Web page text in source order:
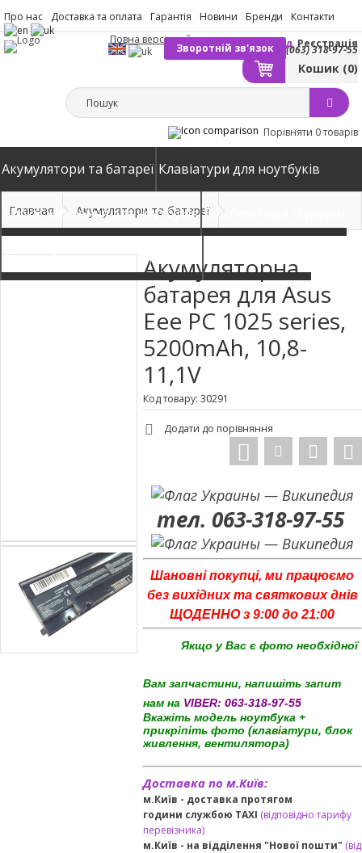
Про нас Доставка та оплата Гарантія Новини Бренди Контакти
(063) 318-97-55
Зворотній зв'язокВхід Реєстрація
Кошик (0)
Повна версія сайту
Порівняти 0 товарів
Акумулятори та батареї Клавіатури для ноутбуків
Блоки живлення для ноутбуків Вентилятори (Кулери)
Автомобільні зарядні пристрої
Главная Акумулятори та батареї
Акумуляторна
батарея для Asus
Eee PC 1025 series,
5200mAh, 10,8-
11,1V
Код товару: 30291
Додати до порівняння
тел. 063-318-97-55
Шановні покупці, ми працюємо
без вихідних та святкових днів
ЩОДЕННО з 9:00 до 21:00
Якщо у Вас є фото необхідної
Вам запчастини, напишіть запит
нам на VIBER: 063-318-97-55
Вкажіть модель ноутбука +
прикріпіть фото (клавіатури, блок
живлення, вентилятора)
Доставка по м.Київ:
м.Київ - доставка протягом
години службою TAXI (відповідно тарифу
перевізника)
м.Київ - на відділення "Нової пошти" (від